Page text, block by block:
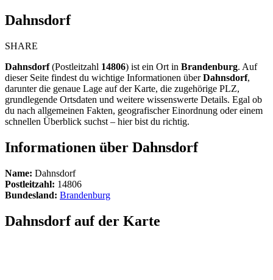
Dahnsdorf
SHARE
Dahnsdorf(Postleitzahl 14806) ist ein Ort in Brandenburg. Auf
dieser Seite findest du wichtige Informationen überDahnsdorf,
darunter die genaue Lage auf der Karte, die zugehörige PLZ,
grundlegende Ortsdaten und weitere wissenswerte Details. Egal ob
du nach allgemeinen Fakten, geografischer Einordnung oder einem
schnellen Überblick suchst – hier bist du richtig.
Informationen über Dahnsdorf
Name: Dahnsdorf
Postleitzahl: 14806
Bundesland: Brandenburg
Dahnsdorf auf der Karte